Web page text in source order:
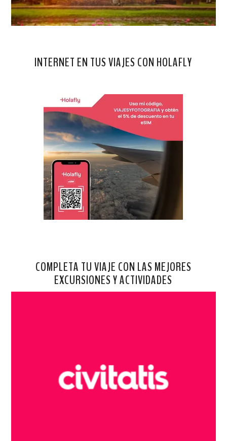
INTERNET EN TUS VIAJES CON HOLAFLY
COMPLETA TU VIAJE CON LAS MEJORES
EXCURSIONES Y ACTIVIDADES